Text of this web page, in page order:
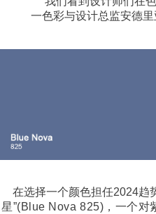
一色彩与设计总监安德
在选择一个颜色担任2024趋
星”(Blue Nova 825)，一个对